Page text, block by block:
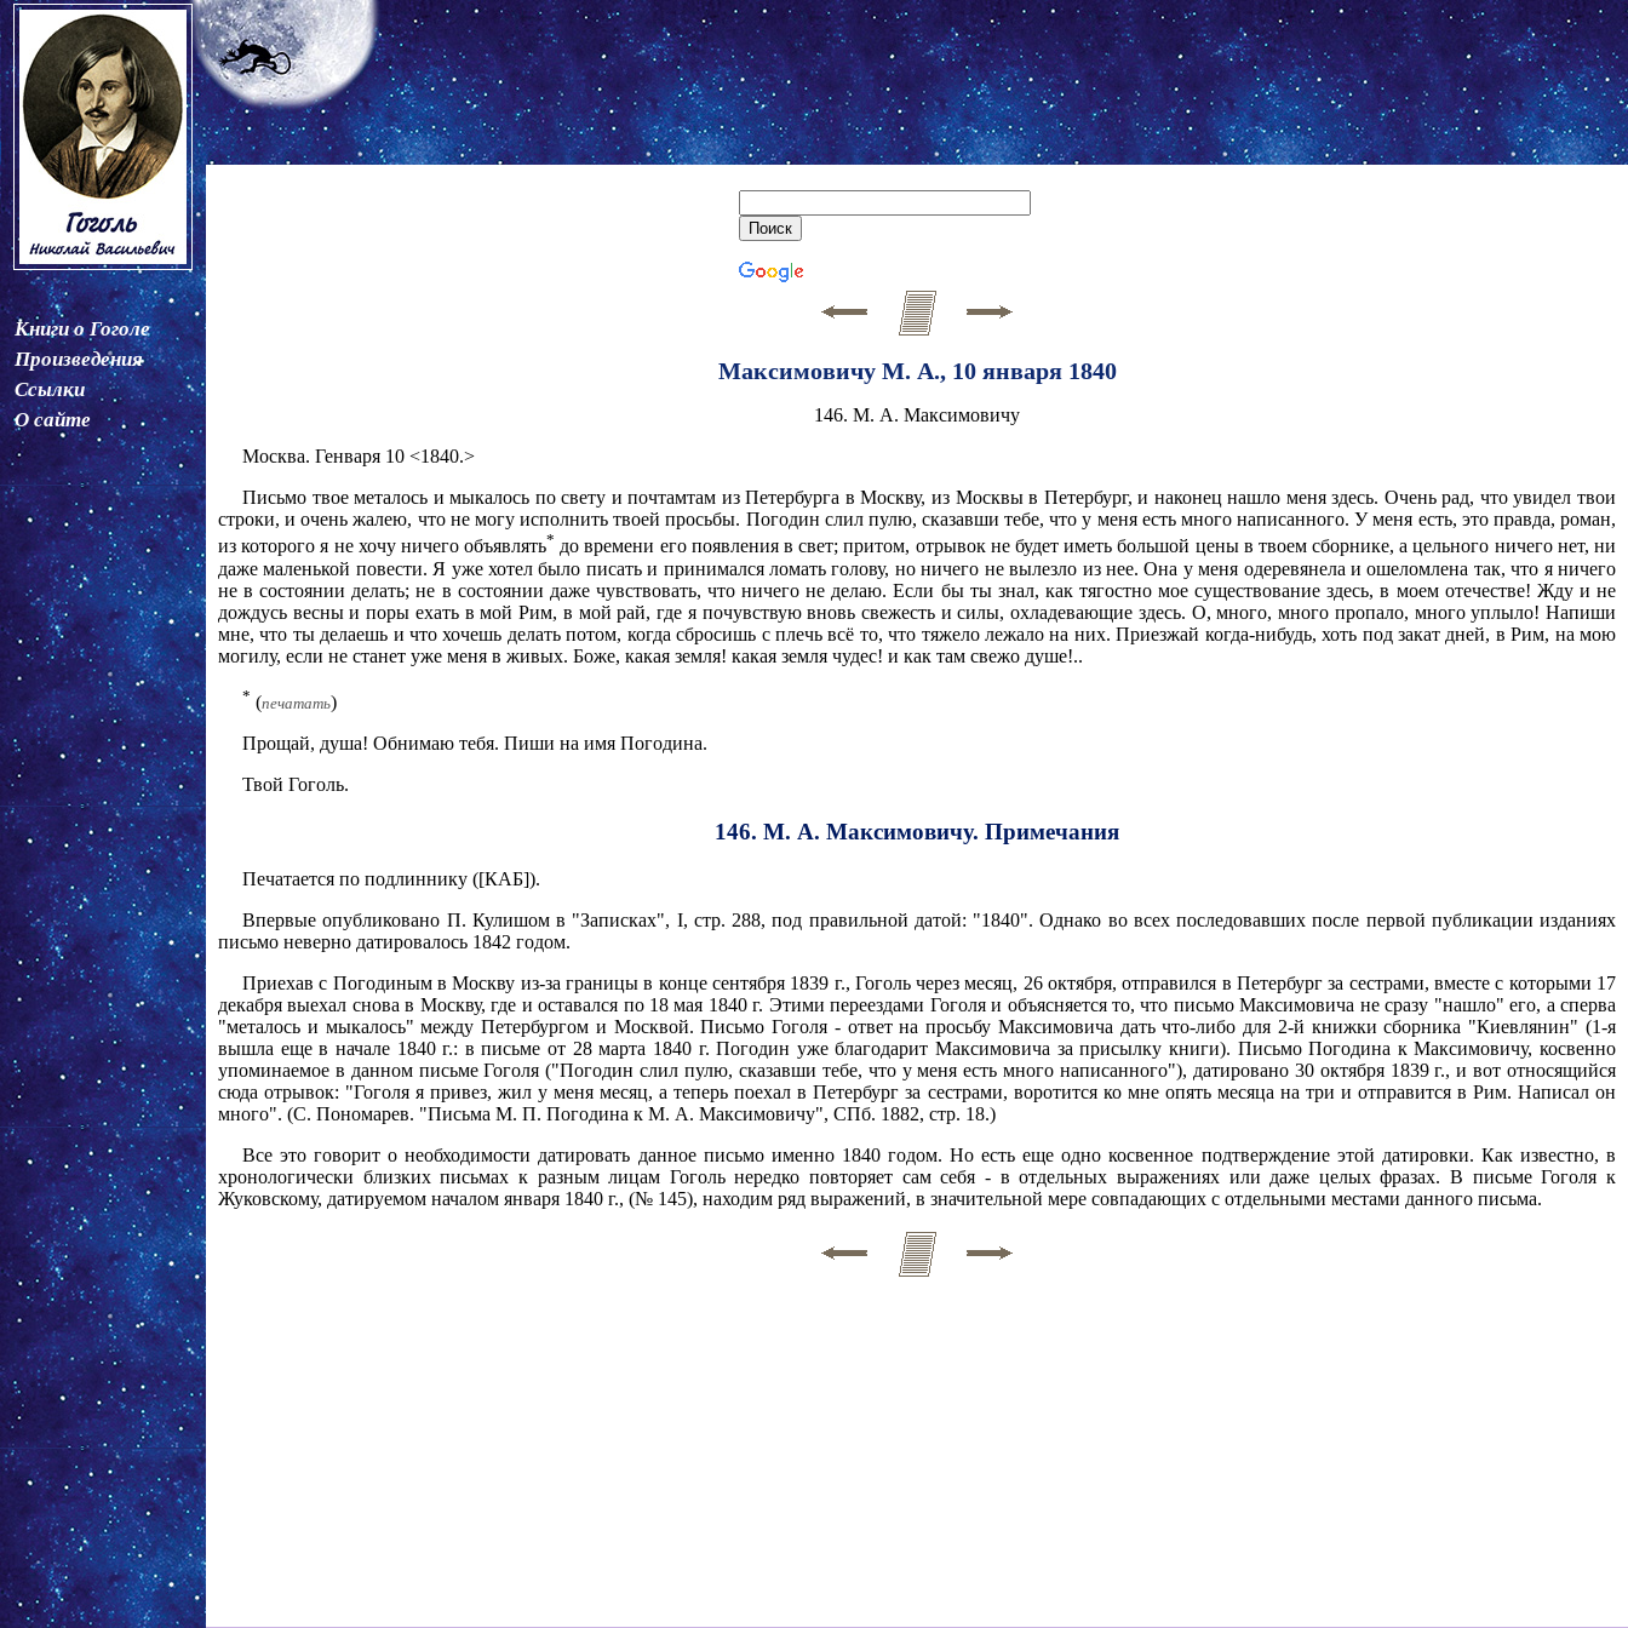
Книги о Гоголе
Произведения
Ссылки
О сайте
Максимовичу М. А., 10 января 1840
146. М. А. Максимовичу
Москва. Генваря 10 <1840.>
Письмо твое металось и мыкалось по свету и почтамтам из Петербурга в Москву, из Москвы в Петербург, и наконец нашло меня здесь. Очень рад, что увидел твои
строки, и очень жалею, что не могу исполнить твоей просьбы. Погодин слил пулю, сказавши тебе, что у меня есть много написанного. У меня есть, это правда, роман,
из которого я не хочу ничего объявлять* до времени его появления в свет; притом, отрывок не будет иметь большой цены в твоем сборнике, а цельного ничего нет, ни
даже маленькой повести. Я уже хотел было писать и принимался ломать голову, но ничего не вылезло из нее. Она у меня одеревянела и ошеломлена так, что я ничего
не в состоянии делать; не в состоянии даже чувствовать, что ничего не делаю. Если бы ты знал, как тягостно мое существование здесь, в моем отечестве! Жду и не
дождусь весны и поры ехать в мой Рим, в мой рай, где я почувствую вновь свежесть и силы, охладевающие здесь. О, много, много пропало, много уплыло! Напиши
мне, что ты делаешь и что хочешь делать потом, когда сбросишь с плечь всё то, что тяжело лежало на них. Приезжай когда-нибудь, хоть под закат дней, в Рим, на мою
могилу, если не станет уже меня в живых. Боже, какая земля! какая земля чудес! и как там свежо душе!..
* (печатать)
Прощай, душа! Обнимаю тебя. Пиши на имя Погодина.
Твой Гоголь.
146. М. А. Максимовичу. Примечания
Печатается по подлиннику ([КАБ]).
Впервые опубликовано П. Кулишом в "Записках", I, стр. 288, под правильной датой: "1840". Однако во всех последовавших после первой публикации изданиях
письмо неверно датировалось 1842 годом.
Приехав с Погодиным в Москву из-за границы в конце сентября 1839 г., Гоголь через месяц, 26 октября, отправился в Петербург за сестрами, вместе с которыми 17
декабря выехал снова в Москву, где и оставался по 18 мая 1840 г. Этими переездами Гоголя и объясняется то, что письмо Максимовича не сразу "нашло" его, а сперва
"металось и мыкалось" между Петербургом и Москвой. Письмо Гоголя - ответ на просьбу Максимовича дать что-либо для 2-й книжки сборника "Киевлянин" (1-я
вышла еще в начале 1840 г.: в письме от 28 марта 1840 г. Погодин уже благодарит Максимовича за присылку книги). Письмо Погодина к Максимовичу, косвенно
упоминаемое в данном письме Гоголя ("Погодин слил пулю, сказавши тебе, что у меня есть много написанного"), датировано 30 октября 1839 г., и вот относящийся
сюда отрывок: "Гоголя я привез, жил у меня месяц, а теперь поехал в Петербург за сестрами, воротится ко мне опять месяца на три и отправится в Рим. Написал он
много". (С. Пономарев. "Письма М. П. Погодина к М. А. Максимовичу", СПб. 1882, стр. 18.)
Все это говорит о необходимости датировать данное письмо именно 1840 годом. Но есть еще одно косвенное подтверждение этой датировки. Как известно, в
хронологически близких письмах к разным лицам Гоголь нередко повторяет сам себя - в отдельных выражениях или даже целых фразах. В письме Гоголя к
Жуковскому, датируемом началом января 1840 г., (№ 145), находим ряд выражений, в значительной мере совпадающих с отдельными местами данного письма.